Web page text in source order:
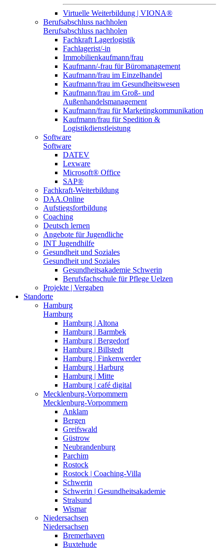
Virtuelle Weiterbildung | VIONA®
Berufsabschluss nachholen
Berufsabschluss nachholen
Fachkraft Lagerlogistik
Fachlagerist/-in
Immobilienkaufmann/frau
Kaufmann/-frau für Büromanagement
Kaufmann/frau im Einzelhandel
Kaufmann/frau im Gesundheitswesen
Kaufmann/frau im Groß- und
Außenhandelsmanagement
Kaufmann/frau für Marketingkommunikation
Kaufmann/frau für Spedition &
Logistikdienstleistung
Software
Software
DATEV
Lexware
Microsoft® Office
SAP®
Fachkraft-Weiterbildung
DAA.Online
Aufstiegsfortbildung
Coaching
Deutsch lernen
Angebote für Jugendliche
INT Jugendhilfe
Gesundheit und Soziales
Gesundheit und Soziales
Gesundheitsakademie Schwerin
Berufsfachschule für Pflege Uelzen
Projekte | Vergaben
Standorte
Hamburg
Hamburg
Hamburg | Altona
Hamburg | Barmbek
Hamburg | Bergedorf
Hamburg | Billstedt
Hamburg | Finkenwerder
Hamburg | Harburg
Hamburg | Mitte
Hamburg | café digital
Mecklenburg-Vorpommern
Mecklenburg-Vorpommern
Anklam
Bergen
Greifswald
Güstrow
Neubrandenburg
Parchim
Rostock
Rostock | Coaching-Villa
Schwerin
Schwerin | Gesundheitsakademie
Stralsund
Wismar
Niedersachsen
Niedersachsen
Bremerhaven
Buxtehude